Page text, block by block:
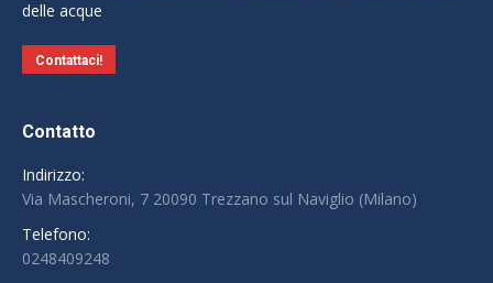
delle acque
Contattaci!
Contatto
Indirizzo:
Via Mascheroni, 7 20090 Trezzano sul Naviglio (Milano)
Telefono:
0248409248